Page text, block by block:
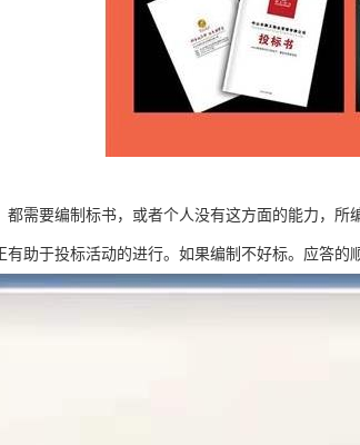
都需要编制标书，或者个人没有这方面的能力，
有助于投标活动的进行。如果编制不好标。应答的